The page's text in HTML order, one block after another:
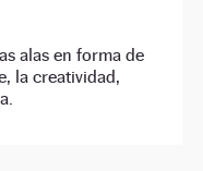
alas en forma de
la creatividad,